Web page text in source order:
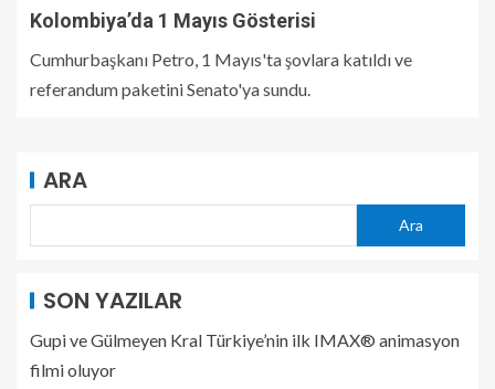
Kolombiya’da 1 Mayıs Gösterisi
Cumhurbaşkanı Petro, 1 Mayıs'ta şovlara katıldı ve
referandum paketini Senato'ya sundu.
ARA
Ara
SON YAZILAR
Gupi ve Gülmeyen Kral Türkiye’nin ilk IMAX® animasyon
filmi oluyor